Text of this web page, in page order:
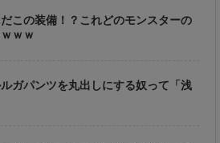
だこの装備！？これどのモンスターの
ｗｗ
ルガパンツを丸出しにする奴って「浅